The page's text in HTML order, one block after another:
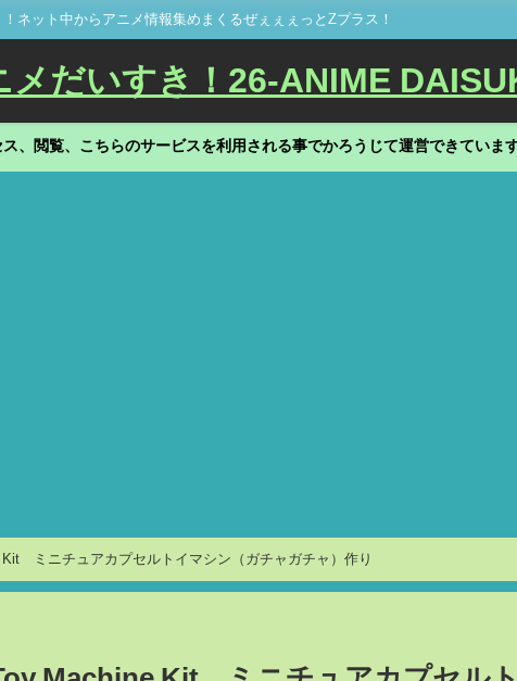
ネット中からアニメ情報集めまくるぜぇぇぇっとZプラス！
だいすき！26-ANIME
、閲覧、こちらのサービスを利用される事でかろうじて運営できていま
Kit ミニチュアカプセルトイマシン（ガチャガチャ）作り